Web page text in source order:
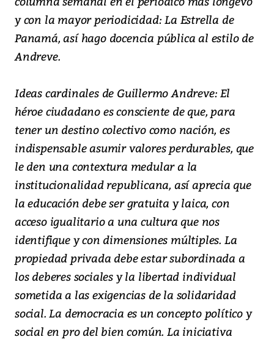
y con la mayor periodicidad: La Estrella de
Panamá, así hago docencia pública al estilo de
Andreve.
Ideas cardinales de Guillermo Andreve: El
héroe ciudadano es consciente de que, para
tener un destino colectivo como nación, es
indispensable asumir valores perdurables, que
le den una contextura medular a la
institucionalidad republicana, así aprecia que
la educación debe ser gratuita y laica, con
acceso igualitario a una cultura que nos
identifique y con dimensiones múltiples. La
propiedad privada debe estar subordinada a
los deberes sociales y la libertad individual
sometida a las exigencias de la solidaridad
social. La democracia es un concepto político y
social en pro del bien común. La iniciativa